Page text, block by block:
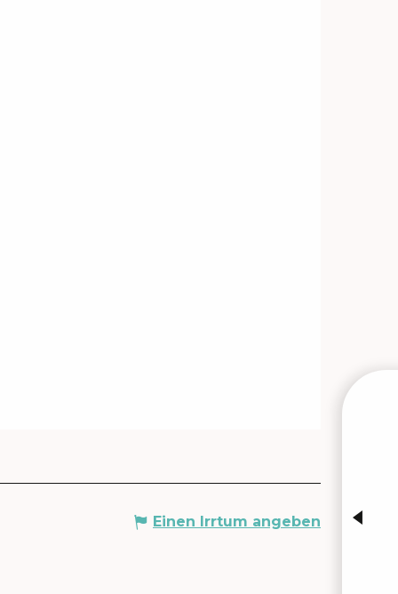
Einen Irrtum angeben